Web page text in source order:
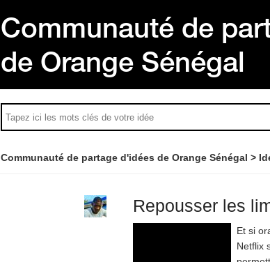
Communauté de
de Orange Sénégal
Communauté de partage d'idées de Orange Sénégal
Repousser les
Et si
Netflix